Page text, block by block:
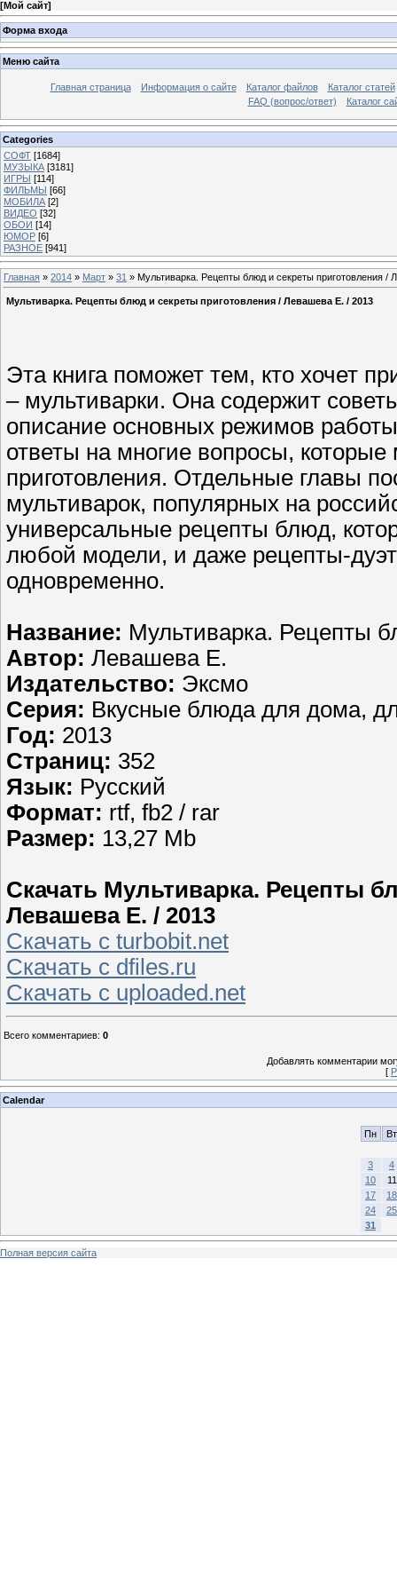
[Мой сайт]
Форма входа
Меню сайта
Главная страница Информация о сайте Каталог файлов
Каталог статей
FAQ (вопрос/ответ)
Каталог
Categories
СОФТ [1684]
МУЗЫКА [3181]
ИГРЫ [114]
ФИЛЬМЫ [66]
МОБИЛА [2]
ВИДЕО [32]
ОБОИ [14]
ЮМОР [6]
РАЗНОЕ [941]
Главная » 2014 » Март » 31 » Мультиварка. Рецепты блюд и секреты приготовления /
Мультиварка. Рецепты блюд и секреты приготовления / Левашева Е. / 2013
Эта книга поможет тем, кто хочет
– мультиварки. Она содержит
описание основных режимов
ответы на многие вопросы, которые
приготовления. Отдельные главы
мультиварок, популярных на
универсальные рецепты блюд,
любой модели, и даже рецепты-
одновременно.
Название: Мультиварка. Рецепты
Автор: Левашева Е.
Издательство: Эксмо
Серия: Вкусные блюда для дома,
Год: 2013
Страниц: 352
Язык: Русский
Формат: rtf, fb2 / rar
Размер: 13,27 Mb
Скачать Мультиварка. Рецепты
Левашева Е. / 2013
Скачать с turbobit.net
Скачать с dfiles.ru
Скачать с uploaded.net
Всего комментариев: 0
Добавлять комментарии
[
Calendar
Пн Вт
3
4
10
11
17
18
24
25
31
Полная версия сайта